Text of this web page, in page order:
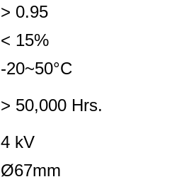
> 0.95
< 15%
-20~50°C
> 50,000 Hrs.
4 kV
Ø67mm